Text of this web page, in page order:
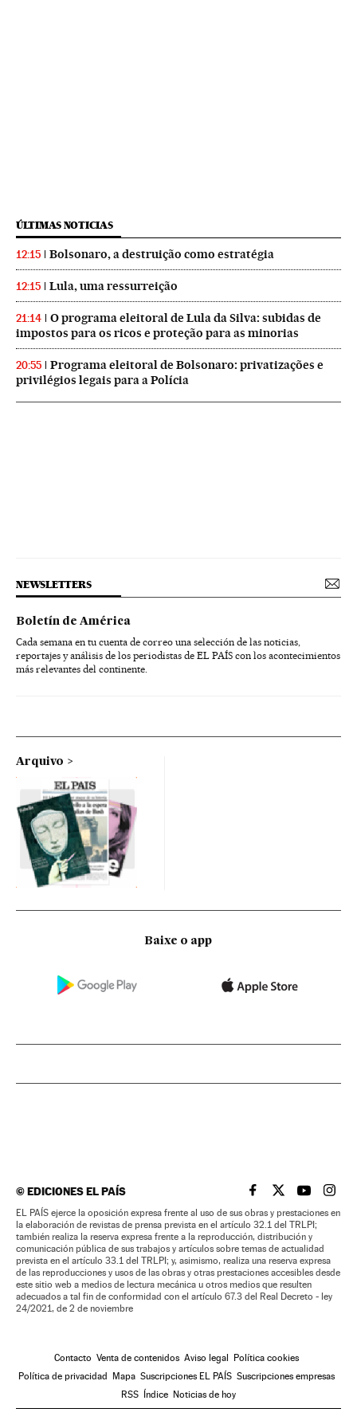
ÚLTIMAS NOTICIAS
12:15 Bolsonaro, a destruição como estratégia
12:15 Lula, uma ressurreição
21:14
O programa eleitoral de Lula da Silva: subidas de
impostos para os ricos e proteção para as minorias
20:55
Programa eleitoral de Bolsonaro: privatizações e
privilégios legais para a Polícia
NEWSLETTERS
Boletín de América
Cada semana en tu cuenta de correo una selección de las noticias,
reportajes y análisis de los periodistas de EL PAÍS con los acontecimientos
más relevantes del continente.
Arquivo
Baixe o app
©EDICIONES EL PAÍS EL PAÍS BRASIL EN
EL PAÍSEL PAÍS
EL
EL PAÍS ejerce la oposición expresa frente al uso de sus obras y prestaciones en
la elaboración de revistas de prensa prevista en el artículo 32.1 del TRLPI;
también realiza la reserva expresa frente a la reproducción, distribución y
comunicación pública de sus trabajos y artículos sobre temas de actualidad
prevista en el artículo 33.1 del TRLPI; y, asimismo, realiza una reserva expresa
de las reproducciones y usos de las obras y otras prestaciones accesibles desde
este sitio web a medios de lectura mecánica u otros medios que resulten
adecuados a tal fin de conformidad con el artículo 67.3 del Real Decreto - ley
24/2021, de 2 de noviembre
Contacto Venta de contenidos Aviso legal Política cookies
Política de privacidad Mapa Suscripciones EL PAÍS Suscripciones empresas
RSS Índice Noticias de hoy